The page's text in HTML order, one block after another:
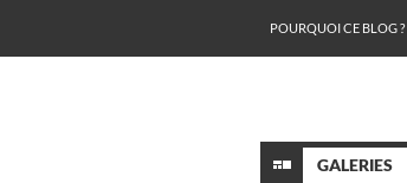
POURQUOI CE BLOG ?
GALERIES